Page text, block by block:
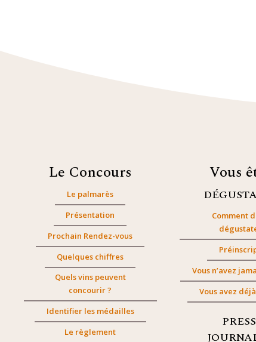
Le Concours
Le palmarès
Présentation
Prochain Rendez-vous
Quelques chiffres
Quels vins peuvent
concourir ?
Identifier les médailles
Le règlement
Vous
Comment
Vous n’avez
Vous avez